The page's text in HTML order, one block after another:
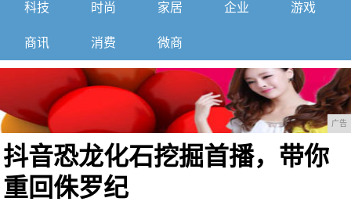
科技 时尚 家居 企业 游戏
商讯 消费 微商
广告
抖音恐龙化石挖掘首播，带你
重回侏罗纪